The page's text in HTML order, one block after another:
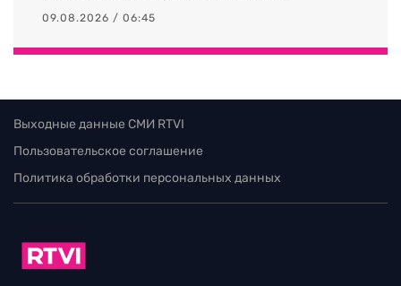
09.08.2026 / 06:45
Выходные данные СМИ RTVI
Пользовательское соглашение
Политика обработки персональных данных